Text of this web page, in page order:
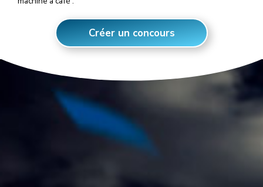
Créer un concours